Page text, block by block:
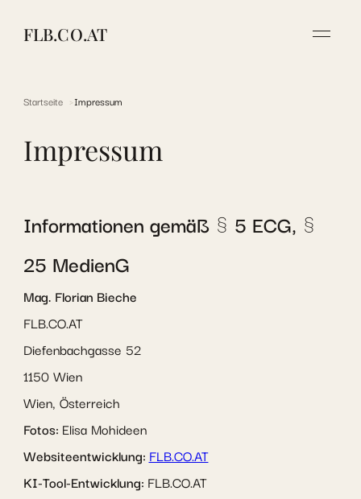
FLB.CO.AT
Startseite Impressum
Impressum
Informationen gemäß § 5 ECG, §
25 MedienG
Mag. Florian Bieche
FLB.CO.AT
Diefenbachgasse 52
1150 Wien
Wien, Österreich
Fotos: Elisa Mohideen
Websiteentwicklung: FLB.CO.AT
KI-Tool-Entwicklung: FLB.CO.AT